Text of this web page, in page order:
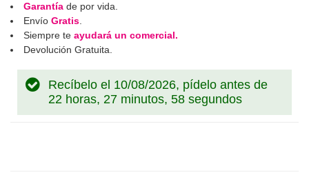
Garantía de por vida.
Envío Gratis.
Siempre te ayudará un comercial.
Devolución Gratuita.
Recíbelo el 10/08/2026, pídelo antes de
22 horas, 27 minutos, 57 segundos